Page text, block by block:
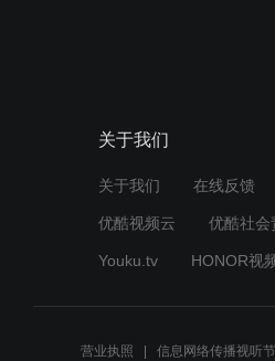
关于我们
关于我们 在线反馈
优酷视频云 优酷社会
Youku.tv HONOR视
营业执照 信息网络传播视听